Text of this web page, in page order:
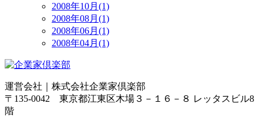
2008年10月(1)
2008年08月(1)
2008年06月(1)
2008年04月(1)
運営会社｜ 株式会社企業家倶楽部
〒135-0042 東京都江東区木場３－１６－８ レッタスビル8
階